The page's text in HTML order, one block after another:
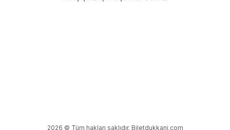
2026 © Tüm hakları saklıdır. Biletdukkani.com